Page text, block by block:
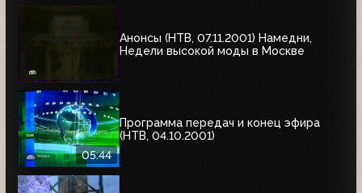
Анонсы (НТВ, 07.11.2001) Намедни,
Недели высокой моды в Москве
05:44
Программа передач и конец эфира
(НТВ, 04.10.2001)